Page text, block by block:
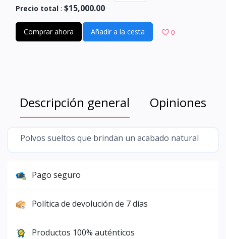
Precio total : $15,000.00
Comprar ahora Añadir a la cesta 0
Descripción general Opiniones
Polvos sueltos que brindan un acabado natural
Pago seguro
Política de devolución de 7 días
Productos 100% auténticos